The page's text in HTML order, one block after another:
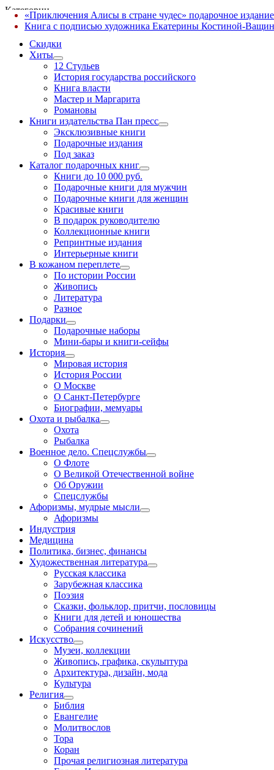
Категории
Скидки
Хиты
12 Стульев
История государства российского
Книга власти
Мастер и Маргарита
Романовы
Книги издательства Пан пресс
Эксклюзивные книги
Подарочные издания
Под заказ
Каталог подарочных книг
Книги до 10 000 руб.
Подарочные книги для мужчин
Подарочные книги для женщин
Красивые книги
В подарок руководителю
Коллекционные книги
Репринтные издания
Интерьерные книги
В кожаном переплете
По истории России
Живопись
Литература
Разное
Подарки
Подарочные наборы
Мини-бары и книги-сейфы
История
Мировая история
История России
О Москве
О Санкт-Петербурге
Биографии, мемуары
Охота и рыбалка
Охота
Рыбалка
Военное дело. Спецслужбы
О Флоте
О Великой Отечественной войне
Об Оружии
Спецслужбы
Афоризмы, мудрые мысли
Афоризмы
Индустрия
Медицина
Политика, бизнес, финансы
Художественная литература
Русская классика
Зарубежная классика
Поэзия
Сказки, фольклор, притчи, пословицы
Книги для детей и юношества
Собрания сочинений
Искусство
Музеи, коллекции
Живопись, графика, скульптура
Архитектура, дизайн, мода
Культура
Религия
Библия
Евангелие
Молитвослов
Тора
Коран
Прочая религиозная литература
«Приключения Алисы в стране чудес» подарочное издание
Книга с подписью художника Екатерины Костиной-